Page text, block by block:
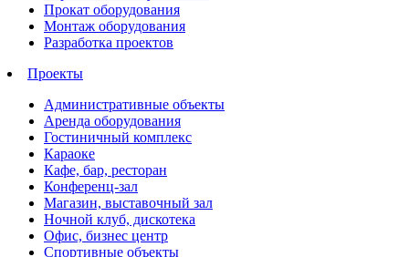
Прокат оборудования
Монтаж оборудования
Разработка проектов
Проекты
Административные объекты
Аренда оборудования
Гостиничный комплекс
Караоке
Кафе, бар, ресторан
Конференц-зал
Магазин, выставочный зал
Ночной клуб, дискотека
Офис, бизнес центр
Спортивные объекты